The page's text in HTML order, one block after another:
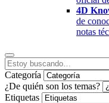
4D
de
notas
Categoría
¿De quién son los temas?
Etiquetas